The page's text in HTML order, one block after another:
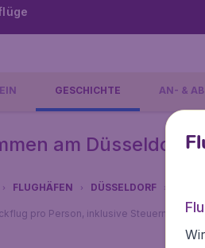
GESCHICHTE AN- &
am Düsseldorf
FLUGHÄFEN DÜSSELDORF
pro Person, inklusive Steuern,